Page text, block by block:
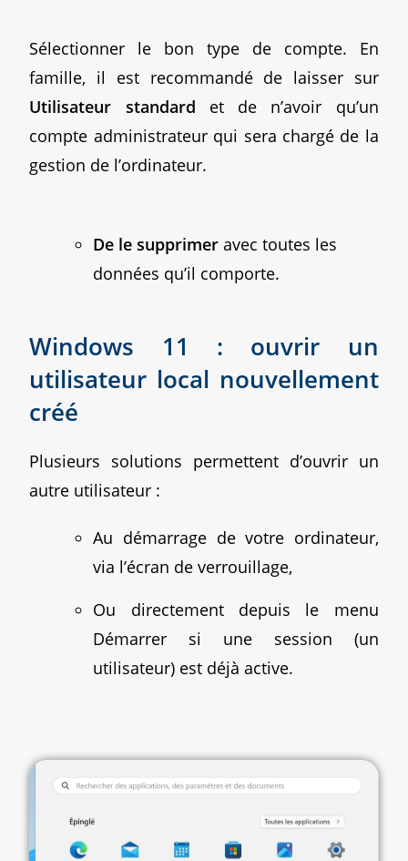
Sélectionner le bon type de compte. En
famille, il est recommandé de laisser sur
Utilisateur standard et de n’avoir qu’un
compte administrateur qui sera chargé de la
gestion de l’ordinateur.
De le supprimer avec toutes les
données qu’il comporte.
Windows 11 : ouvrir un
utilisateur local nouvellement
créé
Plusieurs solutions permettent d’ouvrir un
autre utilisateur :
Au démarrage de votre ordinateur,
via l’écran de verrouillage,
Ou directement depuis le menu
Démarrer si une session (un
utilisateur) est déjà active.